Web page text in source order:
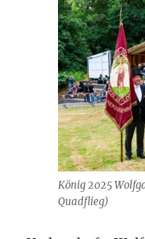
König 2025
Quadflieg)